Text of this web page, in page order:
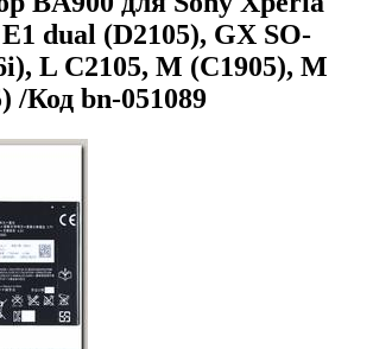
dual (D2105), GX SO-
L C2105, M (C1905), M
/Код bn-051089